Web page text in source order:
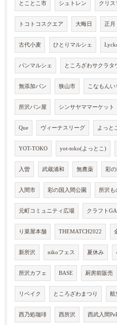
とことこ市 シュトレン クリス
トコトコスクエア 大晦日 正月
古代小麦 ひとりマルシェ
パンマルシェ ところざわサクラタ
無添加パン 狭山市 こなもんい
所沢パン屋 シンサヤママーケット
Que ヴィーナスリーグ よっと
YOT-TOKO yot-toko(よっとこ)
入曽 武蔵浦和 無農薬 彩
入間市 彩の国入間公園 所沢も
元町コミュニティ広場 クラフト
り菜屋本舗 THEMATCH2022
新所沢 nikoフェス 夏休み
所沢カフェ BASE 厨房前販売
リベイク ところざわまつり 航
西乃処珈琲 西所沢 西武入間